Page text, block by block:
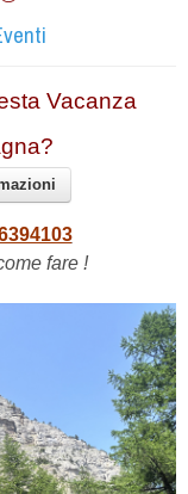
Vacanza
fare !